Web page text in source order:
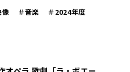
像 ＃音楽 ＃2024年度